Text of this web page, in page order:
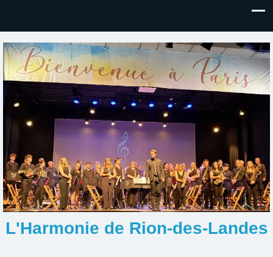
L'Harmonie de Rion-des-Landes